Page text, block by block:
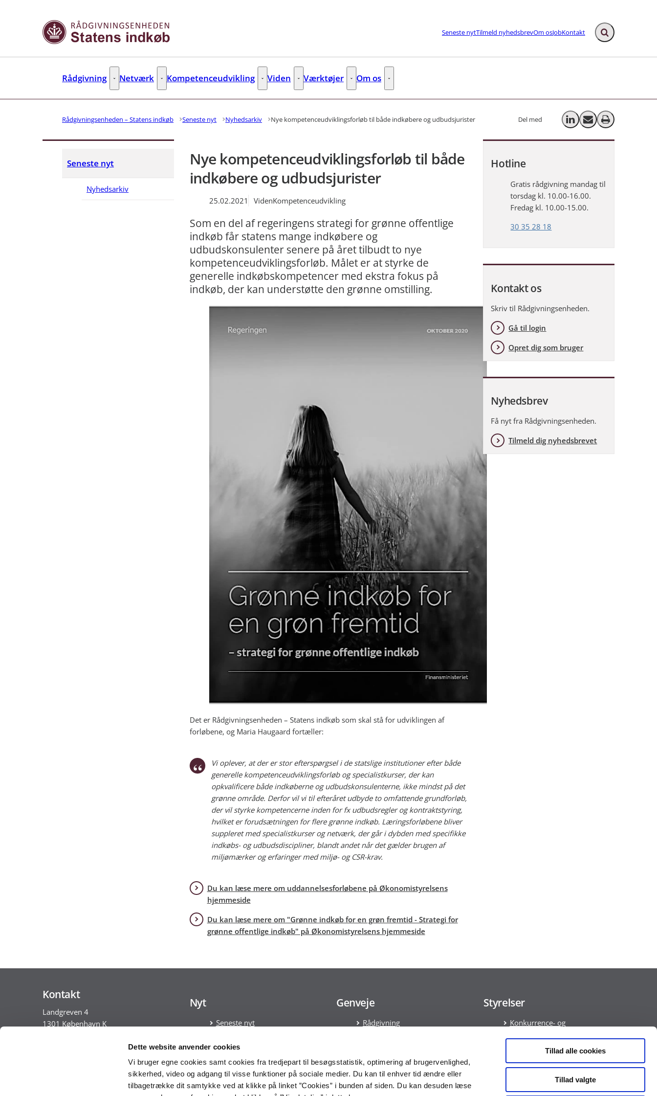
Dette website anvender cookies
Vi bruger egne cookies samt cookies fra tredjepart til besøgsstatistik, optimering af brugervenlighed,
sikkerhed, video og adgang til visse funktioner på sociale medier. Du kan til enhver tid ændre eller
tilbagetrække dit samtykke ved at klikke på linket ”Cookies” i bunden af siden. Du kan desuden læse
Tillad alle cookies
Tillad valgte
Seneste nytTilmeld nyhedsbrevOm osJobKontakt Fold søgefelt ud
Rådgivning Rådgivning - Flere links
Netværk Netværk - Flere links
Kompetenceudvikling Kompetenceudvikling - Flere links
Viden Viden - Flere links
Værktøjer Værktøjer - Flere links
Om os Om os - Flere links
Rådgivningsenheden – Statens indkøb Seneste nyt Nyhedsarkiv Nye kompetenceudviklingsforløb til både indkøbere og udbudsjurister Del med Del på LinkedIn
Send email
Print
Seneste nyt
Nyhedsarkiv
Nye kompetenceudviklingsforløb til både
indkøbere og udbudsjurister
25.02.2021 VidenKompetenceudvikling
Som en del af regeringens strategi for grønne offentlige
indkøb får statens mange indkøbere og
udbudskonsulenter senere på året tilbudt to nye
kompetenceudviklingsforløb. Målet er at styrke de
generelle indkøbskompetencer med ekstra fokus på
indkøb, der kan understøtte den grønne omstilling.
Det er Rådgivningsenheden – Statens indkøb som skal stå for udviklingen af
forløbene, og Maria Haugaard fortæller:
Vi oplever, at der er stor efterspørgsel i de statslige institutioner efter både
generelle kompetenceudviklingsforløb og specialistkurser, der kan
opkvalificere både indkøberne og udbudskonsulenterne, ikke mindst på det
grønne område. Derfor vil vi til efteråret udbyde to omfattende grundforløb,
der vil styrke kompetencerne inden for fx udbudsregler og kontraktstyring,
hvilket er forudsætningen for flere grønne indkøb. Læringsforløbene bliver
suppleret med specialistkurser og netværk, der går i dybden med specifikke
indkøbs- og udbudsdiscipliner, blandt andet når det gælder brugen af
miljømærker og erfaringer med miljø- og CSR-krav.
Du kan læse mere om uddannelsesforløbene på Økonomistyrelsens
hjemmeside
Du kan læse mere om "Grønne indkøb for en grøn fremtid - Strategi for
grønne offentlige indkøb" på Økonomistyrelsens hjemmeside
Hotline
Gratis rådgivning mandag til
torsdag kl. 10.00-16.00.
Fredag kl. 10.00-15.00.
30 35 28 18
Kontakt os
Skriv til Rådgivningsenheden.
Gå til login
Opret dig som bruger
Nyhedsbrev
Få nyt fra Rådgivningsenheden.
Tilmeld dig nyhedsbrevet
Kontakt
Landgreven 4
1301 København K
Nyt
Seneste nyt
Genveje
Rådgivning
Håndtering af persondata
Statens Indkøbsprogram
Tilgængelighedserklæring
Styrelser
Konkurrence- og
Økonomistyrelsen